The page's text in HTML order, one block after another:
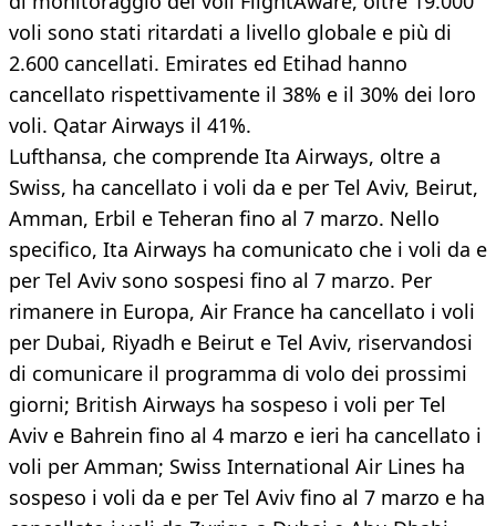
voli sono stati ritardati a livello globale e più di
2.600 cancellati. Emirates ed Etihad hanno
cancellato rispettivamente il 38% e il 30% dei loro
voli. Qatar Airways il 41%.
Lufthansa, che comprende Ita Airways, oltre a
Swiss, ha cancellato i voli da e per Tel Aviv, Beirut,
Amman, Erbil e Teheran fino al 7 marzo. Nello
specifico, Ita Airways ha comunicato che i voli da e
per Tel Aviv sono sospesi fino al 7 marzo. Per
rimanere in Europa, Air France ha cancellato i voli
per Dubai, Riyadh e Beirut e Tel Aviv, riservandosi
di comunicare il programma di volo dei prossimi
giorni; British Airways ha sospeso i voli per Tel
Aviv e Bahrein fino al 4 marzo e ieri ha cancellato i
voli per Amman; Swiss International Air Lines ha
sospeso i voli da e per Tel Aviv fino al 7 marzo e ha